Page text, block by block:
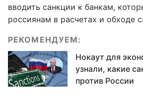
вводить санкции к банкам,
россиянам в расчетах и обходе
РЕКОМЕНДУЕМ:
Нокаут для
узнали, какие
против России